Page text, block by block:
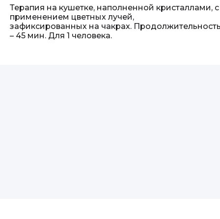
Терапия на кушетке, наполненной кристаллами, с
применением цветных лучей,
зафиксированных на чакрах.
– 45 мин. Для 1 человека.